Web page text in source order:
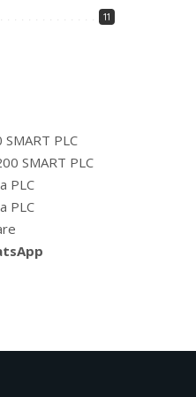
11
PLC
SMART PLC
PLC
PLC